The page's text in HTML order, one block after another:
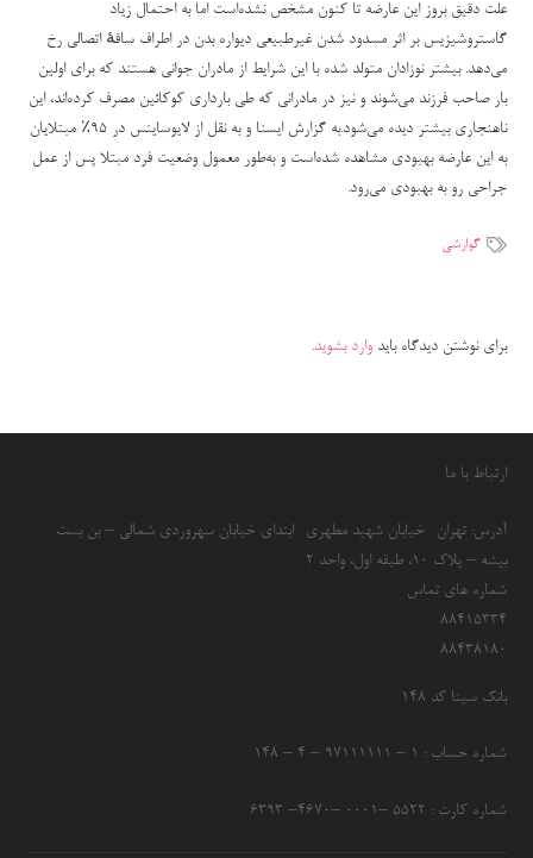
علت دقیق بروز این عارضه تا کنون مشخص نشده‌است اما به احتمال زیاد
گاستروشیزیس بر اثر مسدود شدن غیرطبیعی دیواره بدن در اطراف ساقهٔ اتصالی رخ
می‌دهد. بیشتر نوزادان متولد شده با این شرایط از مادران جوانی هستند که برای اولین
بار صاحب فرزند می‌شوند و نیز در مادرانی که طی بارداری کوکائین مصرف کرده‌اند، این
ناهنجاری بیشتر دیده می‌شود.به گزارش ایسنا و به نقل از لایوساینس در ۹۵٪ مبتلایان
به این عارضه بهبودی مشاهده شده‌است و به‌طور معمول وضعیت فرد مبتلا پس از عمل
جراحی رو به بهبودی می‌رود.
گوارشی
برای نوشتن دیدگاه بایدوارد بشوید.
ارتباط با ما
آدرس: تهران- خیابان شهید مطهری- ابتدای خیابان سهروردی شمالی – بن بست
بیشه – پلاک 10، طبقه اول، واحد 2
شماره های تماس
۸۸۴۱۵۳۳۴
۸۸۴۳۸۱۸۰
بانک سینا کد ۱۴۸
شماره حساب : ۱ – ۹۷۱۱۱۱۱۱ – ۴ – ۱۴۸
شماره کارت : ۵۵۲۲ –۰۰۰۱ –۴۶۷۰– ۶۳۹۳